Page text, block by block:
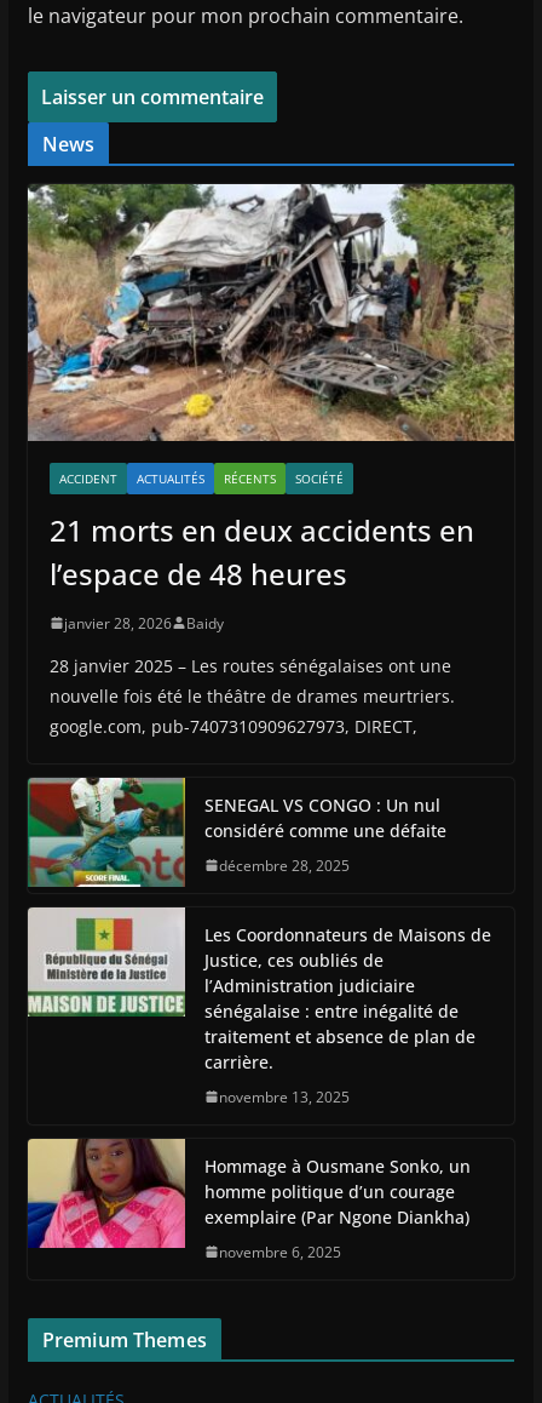
le navigateur pour mon prochain commentaire.
News
ACCIDENT ACTUALITÉS RÉCENTS SOCIÉTÉ
21 morts en deux accidents en
l’espace de 48 heures
janvier 28, 2026 Baidy
28 janvier 2025 – Les routes sénégalaises ont une
nouvelle fois été le théâtre de drames meurtriers.
google.com, pub-7407310909627973, DIRECT,
SENEGAL VS CONGO : Un nul
considéré comme une défaite
décembre 28, 2025
Les Coordonnateurs de Maisons de
Justice, ces oubliés de
l’Administration judiciaire
sénégalaise : entre inégalité de
traitement et absence de plan de
carrière.
novembre 13, 2025
Hommage à Ousmane Sonko, un
homme politique d’un courage
exemplaire (Par Ngone Diankha)
novembre 6, 2025
Premium Themes